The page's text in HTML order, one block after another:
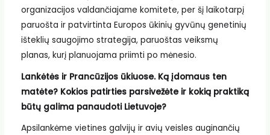
organizacijos valdančiajame komitete, per šį laikotarpį
paruošta ir patvirtinta Europos ūkinių gyvūnų genetinių
išteklių saugojimo strategija, paruoštas veiksmų
planas, kurį planuojama priimti po mėnesio.
Lankėtės ir Prancūzijos ūkiuose. Ką įdomaus ten
matėte? Kokios patirties parsivežėte ir kokią praktiką
būtų galima panaudoti Lietuvoje?
Apsilankėme vietines galvijų ir avių veisles auginančių